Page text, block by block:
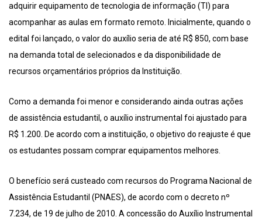
adquirir equipamento de tecnologia de informação (TI) para
acompanhar as aulas em formato remoto. Inicialmente, quando o
edital foi lançado, o valor do auxílio seria de até R$ 850, com base
na demanda total de selecionados e da disponibilidade de
recursos orçamentários próprios da Instituição.
Como a demanda foi menor e considerando ainda outras ações
de assistência estudantil, o auxílio instrumental foi ajustado para
R$ 1.200. De acordo com a instituição, o objetivo do reajuste é que
os estudantes possam comprar equipamentos melhores.
O benefício será custeado com recursos do Programa Nacional de
Assistência Estudantil (PNAES), de acordo com o decreto nº
7.234, de 19 de julho de 2010. A concessão do Auxílio Instrumental